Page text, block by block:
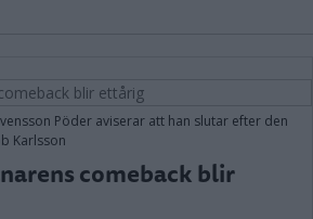
Pöder aviserar att han slutar efter den
Karlsson
comeback blir